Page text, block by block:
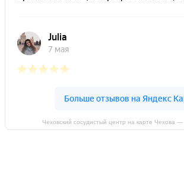
Чеховский сосудистый центр на карте Чехова